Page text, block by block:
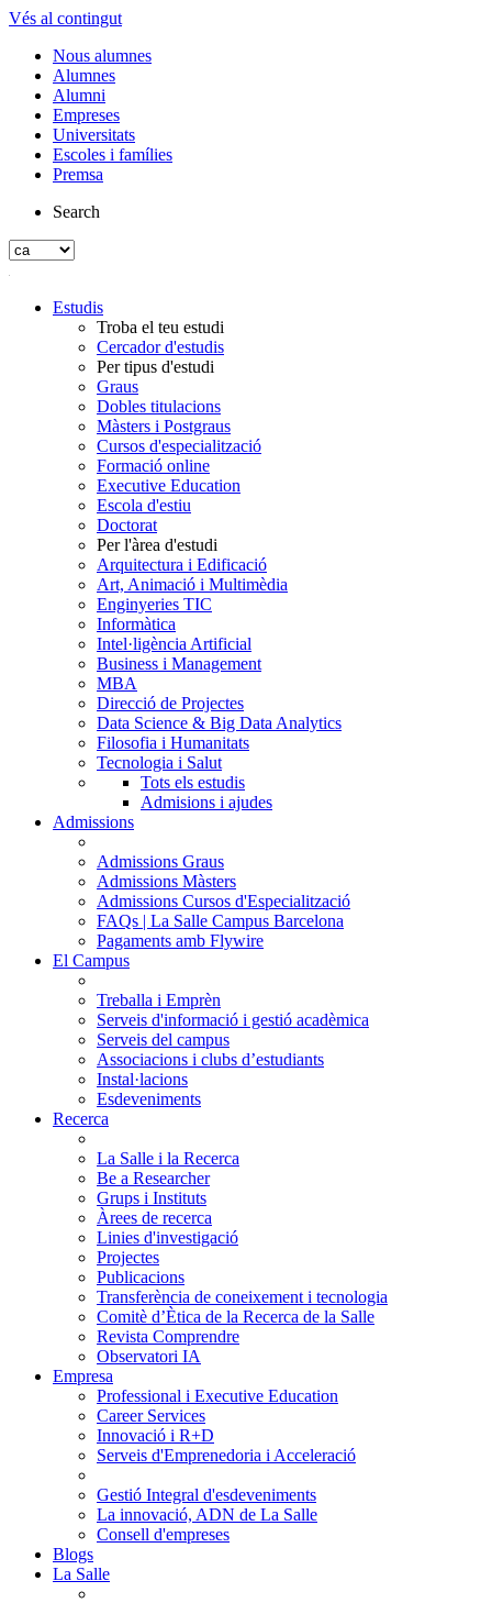
Vés al contingut
Nous alumnes
Alumnes
Alumni
Empreses
Universitats
Escoles i famílies
Premsa
Search
Estudis
Troba el teu estudi
Cercador d'estudis
Per tipus d'estudi
Graus
Dobles titulacions
Màsters i Postgraus
Cursos d'especialització
Formació online
Executive Education
Escola d'estiu
Doctorat
Per l'àrea d'estudi
Arquitectura i Edificació
Art, Animació i Multimèdia
Enginyeries TIC
Informàtica
Intel·ligència Artificial
Business i Management
MBA
Direcció de Projectes
Data Science & Big Data Analytics
Filosofia i Humanitats
Tecnologia i Salut
Tots els estudis
Admisions i ajudes
Admissions
Admissions Graus
Admissions Màsters
Admissions Cursos d'Especialització
FAQs | La Salle Campus Barcelona
Pagaments amb Flywire
El Campus
Treballa i Emprèn
Serveis d'informació i gestió acadèmica
Serveis del campus
Associacions i clubs d’estudiants
Instal·lacions
Esdeveniments
Recerca
La Salle i la Recerca
Be a Researcher
Grups i Instituts
Àrees de recerca
Linies d'investigació
Projectes
Publicacions
Transferència de coneixement i tecnologia
Comitè d’Ètica de la Recerca de la Salle
Revista Comprendre
Observatori IA
Empresa
Professional i Executive Education
Career Services
Innovació i R+D
Serveis d'Emprenedoria i Acceleració
Gestió Integral d'esdeveniments
La innovació, ADN de La Salle
Consell d'empreses
Blogs
La Salle